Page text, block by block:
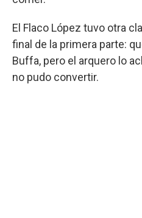
El Flaco López tuvo otra
final de la primera parte:
Buffa, pero el arquero lo
no pudo convertir.